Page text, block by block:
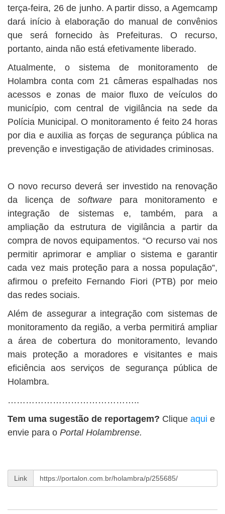
terça-feira, 26 de junho. A partir disso, a Agemcamp
dará início à elaboração do manual de convênios
que será fornecido às Prefeituras. O recurso,
portanto, ainda não está efetivamente liberado.
Atualmente, o sistema de monitoramento de
Holambra conta com 21 câmeras espalhadas nos
acessos e zonas de maior fluxo de veículos do
município, com central de vigilância na sede da
Polícia Municipal. O monitoramento é feito 24 horas
por dia e auxilia as forças de segurança pública na
prevenção e investigação de atividades criminosas.
O novo recurso deverá ser investido na renovação
da licença de software para monitoramento e
integração de sistemas e, também, para a
ampliação da estrutura de vigilância a partir da
compra de novos equipamentos. “O recurso vai nos
permitir aprimorar e ampliar o sistema e garantir
cada vez mais proteção para a nossa população”,
afirmou o prefeito Fernando Fiori (PTB) por meio
das redes sociais.
Além de assegurar a integração com sistemas de
monitoramento da região, a verba permitirá ampliar
a área de cobertura do monitoramento, levando
mais proteção a moradores e visitantes e mais
eficiência aos serviços de segurança pública de
Holambra.
……………………………………..
Tem uma sugestão de reportagem? Clique aqui e
envie para o Portal Holambrense.
Link